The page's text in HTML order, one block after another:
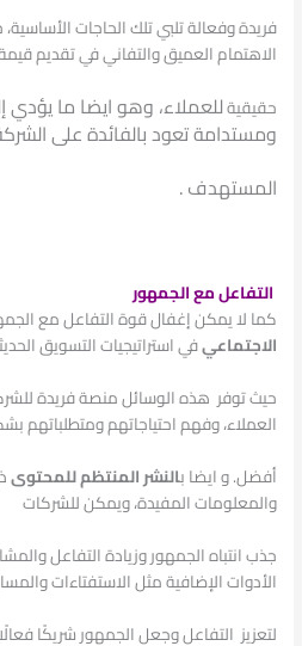
فريدةوفعالة تلبي تلك الحاجات
الاهتمام العميق والتفاني في تقديم
حقيقيةللعملاء، وهو ايضا ما يؤدي
ومستدامة تعود بالفائدة على
المستهدف .
التفاعل مع الجمهور
كما لا يمكن إغفال قوة التفاعل مع
الاجتماعيفي استراتيجيات التسويق
حيث توفر هذه الوسائل منصة فريدة
العملاء، وفهم احتياجاتهم ومتطلباتهم
أفضل.و ايضا بالنشر المنتظم للمحتوى
والمعلومات المفيدة، ويمكن للشركات
جذب انتباهالجمهور وزيادة التفاعل
الأدوات الإضافية مثل الاستفتاءات
لتعزيز التفاعل وجعل الجمهور شريكًا